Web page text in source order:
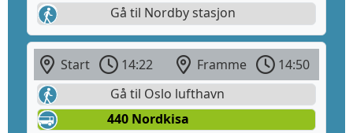
Gå til Nordby stasjon
Start 14:22 Framme
14:50
Gå til Oslo lufthavn
440 Nordkisa